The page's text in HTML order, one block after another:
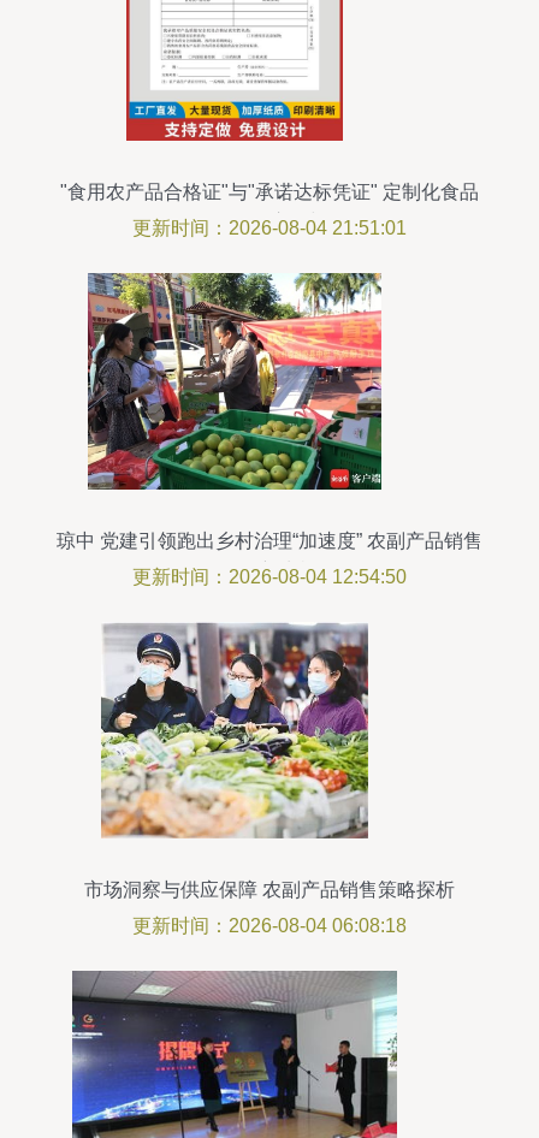
"食用农产品合格证"与"承诺达标凭证" 定制化食品
销售票据的应用与价值
更新时间：2026-08-04 21:51:01
琼中 党建引领跑出乡村治理“加速度” 农副产品销售
焕发新生机
更新时间：2026-08-04 12:54:50
市场洞察与供应保障 农副产品销售策略探析
更新时间：2026-08-04 06:08:18